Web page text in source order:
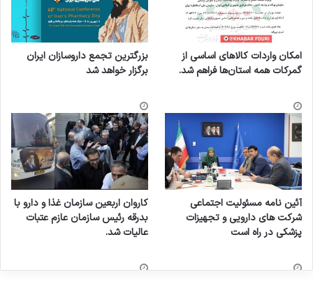
امکان واردات کالاهای اساسی از
گمرکات همه استان‌ها فراهم شد.
بزرگترین تجمع داروسازان ایران
برگزار خواهد شد
آئین نامه مسئولیت اجتماعی
شرکت های دارویی و تجهیزات
پزشکی در راه است
کاروان اربعین سازمان غذا و دارو با
بدرقه رئیس سازمان عازم عتبات
عالیات شد.